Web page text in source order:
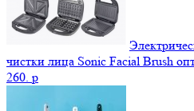
чистки лица Sonic Facial Brush
260. p